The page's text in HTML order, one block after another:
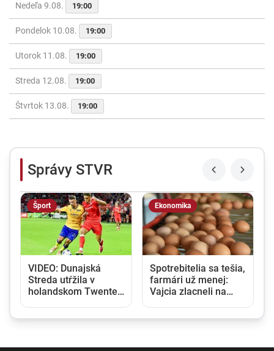
Nedeľa 9.08. 19:00
Pondelok 10.08. 19:00
Utorok 11.08. 19:00
Streda 12.08. 19:00
Štvrtok 13.08. 19:00
Správy STVR
Šport
VIDEO: Dunajská
Streda utŕžila v
holandskom Twente
Ekonomika
Spotrebitelia sa tešia,
farmári už menej:
Vajcia zlacneli na